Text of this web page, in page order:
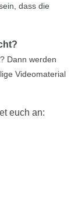
dass die
Dann werden
Videomaterial
euch an: